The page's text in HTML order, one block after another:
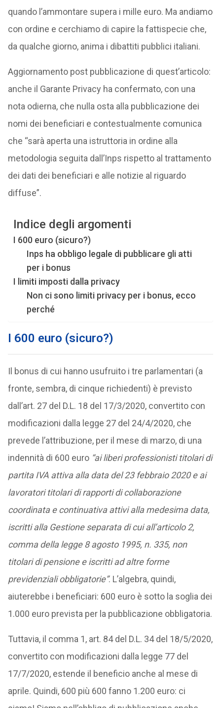
quando l’ammontare supera i mille euro. Ma andiamo
con ordine e cerchiamo di capire la fattispecie che,
da qualche giorno, anima i dibattiti pubblici italiani.
Aggiornamento post pubblicazione di quest’articolo:
anche il Garante Privacy ha confermato, con una
nota odierna, che nulla osta alla pubblicazione dei
nomi dei beneficiari e contestualmente comunica
che “sarà aperta una istruttoria in ordine alla
metodologia seguita dall’Inps rispetto al trattamento
dei dati dei beneficiari e alle notizie al riguardo
diffuse”.
Indice degli argomenti
I 600 euro (sicuro?)
Inps ha obbligo legale di pubblicare gli atti
per i bonus
I limiti imposti dalla privacy
Non ci sono limiti privacy per i bonus, ecco
perché
I 600 euro (sicuro?)
Il bonus di cui hanno usufruito i tre parlamentari (a
fronte, sembra, di cinque richiedenti) è previsto
dall’art. 27 del D.L. 18 del 17/3/2020, convertito con
modificazioni dalla legge 27 del 24/4/2020, che
prevede l’attribuzione, per il mese di marzo, di una
indennità di 600 euro “ai liberi professionisti titolari di
partita IVA attiva alla data del 23 febbraio 2020 e ai
lavoratori titolari di rapporti di collaborazione
coordinata e continuativa attivi alla medesima data,
iscritti alla Gestione separata di cui all’articolo 2,
comma della legge 8 agosto 1995, n. 335, non
titolari di pensione e iscritti ad altre forme
previdenziali obbligatorie”. L’algebra, quindi,
aiuterebbe i beneficiari: 600 euro è sotto la soglia dei
1.000 euro prevista per la pubblicazione obbligatoria.
Tuttavia, il comma 1, art. 84 del D.L. 34 del 18/5/2020,
convertito con modificazioni dalla legge 77 del
17/7/2020, estende il beneficio anche al mese di
aprile. Quindi, 600 più 600 fanno 1.200 euro: ci